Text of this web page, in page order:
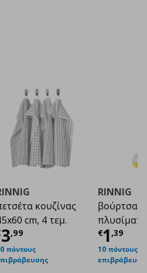
€ 1,99
κουζίνας
cm, 4 τεμ.
3,99 τιμή€
πόντους
RINNIG
βούρτσα
€1 ,39
10 πόντους